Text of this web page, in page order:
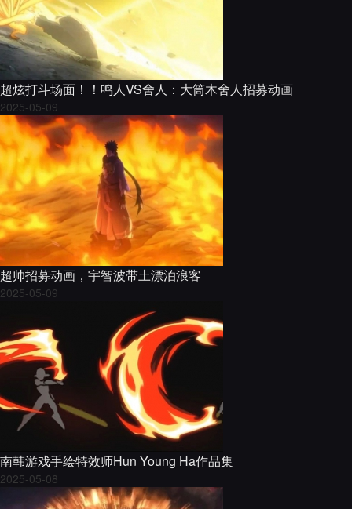
超炫打斗场面！！鸣人VS舍人：大筒木舍人招募动画
2025-05-09
超帅招募动画，宇智波带土漂泊浪客
2025-05-09
南韩游戏手绘特效师Hun Young Ha作品集
2025-05-08